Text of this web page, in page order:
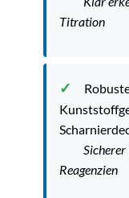
Titration
Sicherer
Reagenzien